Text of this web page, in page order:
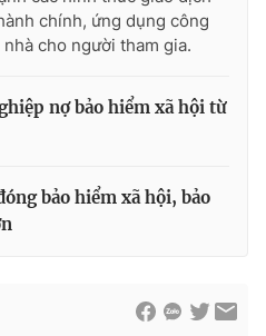
897 897
chính, ứng dụng công
cho người tham gia.
nợ bảo hiểm xã hội từ
bảo hiểm xã hội, bảo